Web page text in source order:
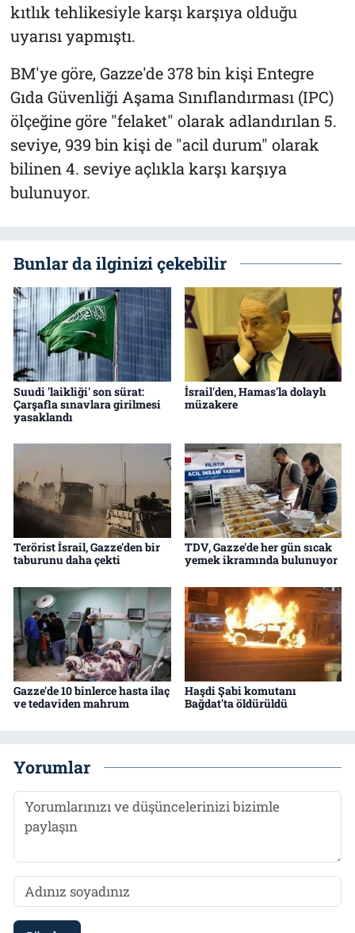
kıtlık tehlikesiyle karşı karşıya olduğu
uyarısı yapmıştı.
BM'ye göre, Gazze'de 378 bin kişi Entegre
Gıda Güvenliği Aşama Sınıflandırması (IPC)
ölçeğine göre "felaket" olarak adlandırılan 5.
seviye, 939 bin kişi de "acil durum" olarak
bilinen 4. seviye açlıkla karşı karşıya
bulunuyor.
Bunlar da ilginizi çekebilir
Suudi 'laikliği' son sürat:
Çarşafla sınavlara girilmesi
yasaklandı
İsrail'den, Hamas'la dolaylı
müzakere
Terörist İsrail, Gazze'den bir
taburunu daha çekti
TDV, Gazze'de her gün sıcak
yemek ikramında bulunuyor
Gazze'de 10 binlerce hasta ilaç
ve tedaviden mahrum
Haşdi Şabi komutanı
Bağdat'ta öldürüldü
Yorumlar